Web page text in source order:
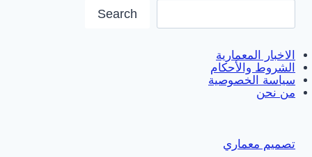
Search
الاخبار المعمارية
الشروط والأحكام
سياسة الخصوصية
من نحن
تصميم معماري